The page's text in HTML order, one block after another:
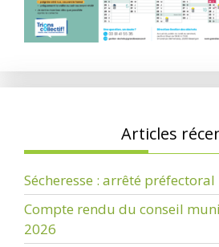
Articles
Sécheresse : arrêté
Compte rendu du conseil
2026